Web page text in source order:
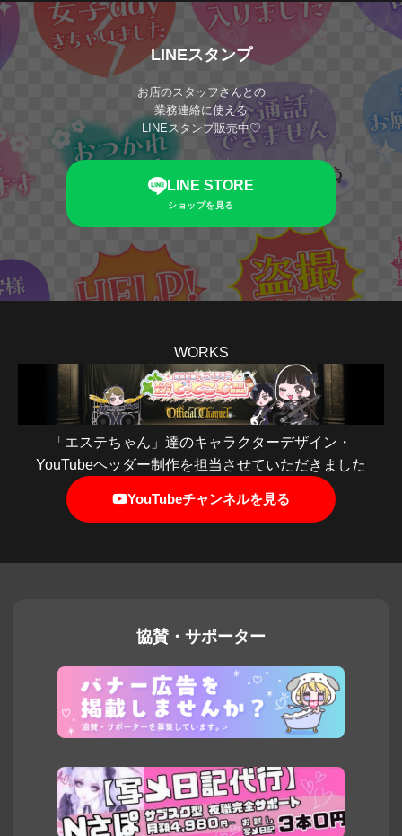
LINEスタンプ
お店のスタッフさんとの
業務連絡に使える
LINEスタンプ販売中♡
LINE STORE
ショップを見る
WORKS
「エステちゃん」達のキャラクターデザイン・
YouTubeヘッダー制作を担当させていただきました
YouTubeチャンネルを見る
協賛・サポーター